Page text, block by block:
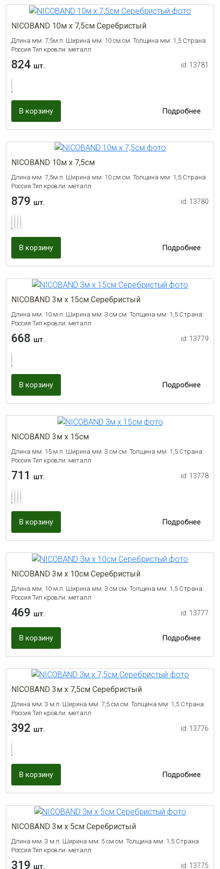
NICOBAND 10м х 7,5см Серебристый
Длина мм: 7,5м.п. Ширина мм: 10 см см. Толщина мм: 1,5 Страна:
Россия Тип кровли: металл
824 шт. id: 13781
В корзину Подробнее
NICOBAND 10м х 7,5см
Длина мм: 7,5м.п. Ширина мм: 10 см см. Толщина мм: 1,5 Страна:
Россия Тип кровли: металл
879 шт. id: 13780
В корзину Подробнее
NICOBAND 3м х 15см Серебристый
Длина мм: 10 м.п. Ширина мм: 3 см см. Толщина мм: 1,5 Страна:
Россия Тип кровли: металл
668 шт. id: 13779
В корзину Подробнее
NICOBAND 3м х 15см
Длина мм: 15 м.п. Ширина мм: 3 см см. Толщина мм: 1,5 Страна:
Россия Тип кровли: металл
711 шт. id: 13778
В корзину Подробнее
NICOBAND 3м х 10см Серебристый
Длина мм: 10 м.п. Ширина мм: 3 см см. Толщина мм: 1,5 Страна:
Россия Тип кровли: металл
469 шт. id: 13777
В корзину Подробнее
NICOBAND 3м х 7,5см Серебристый
Длина мм: 3 м.п. Ширина мм: 7,5 см см. Толщина мм: 1,5 Страна:
Россия Тип кровли: металл
392 шт. id: 13776
В корзину Подробнее
NICOBAND 3м х 5см Серебристый
Длина мм: 3 м.п. Ширина мм: 5 см см. Толщина мм: 1,5 Страна:
Россия Тип кровли: металл
319 шт. id: 13775